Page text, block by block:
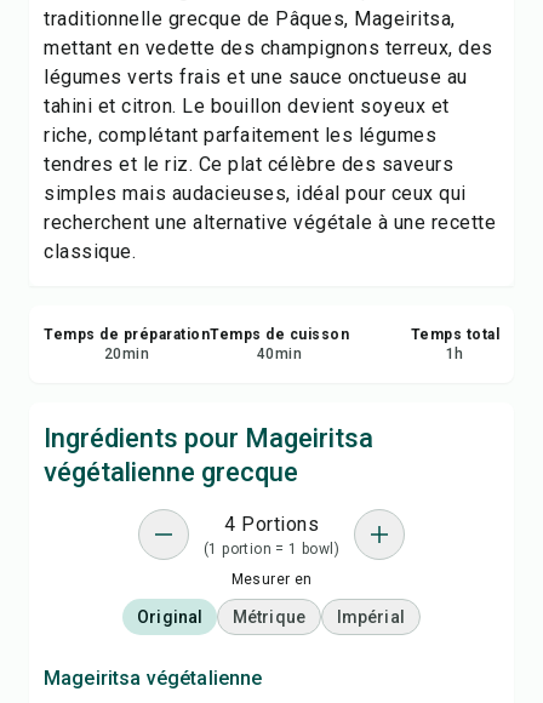
traditionnelle grecque de Pâques, Mageiritsa,
mettant en vedette des champignons terreux, des
légumes verts frais et une sauce onctueuse au
tahini et citron. Le bouillon devient soyeux et
riche, complétant parfaitement les légumes
tendres et le riz. Ce plat célèbre des saveurs
simples mais audacieuses, idéal pour ceux qui
recherchent une alternative végétale à une recette
classique.
Temps de préparation
20min
Temps de cuisson
40min
Temps total
1 h
Ingrédients pour Mageiritsa
végétalienne grecque
4 Portions
(1 portion = 1 bowl)
Mesurer en
Original Métrique Impérial
Mageiritsa végétalienne